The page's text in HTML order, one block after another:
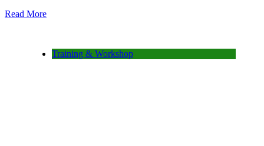
Read More
Training & Workshop